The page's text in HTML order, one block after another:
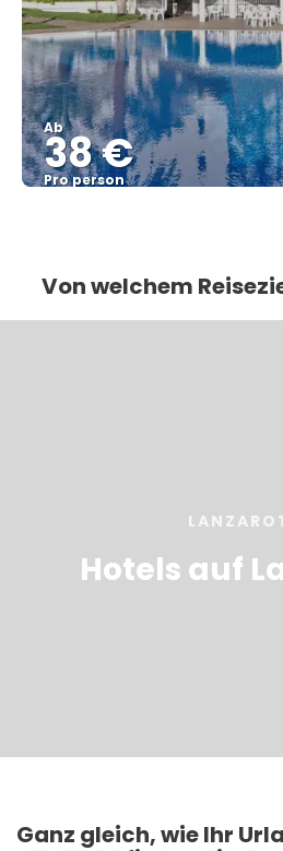
Ab
38 €
Pro person
Von welchem
Hotels auf
Ganz gleich, wie Ihr